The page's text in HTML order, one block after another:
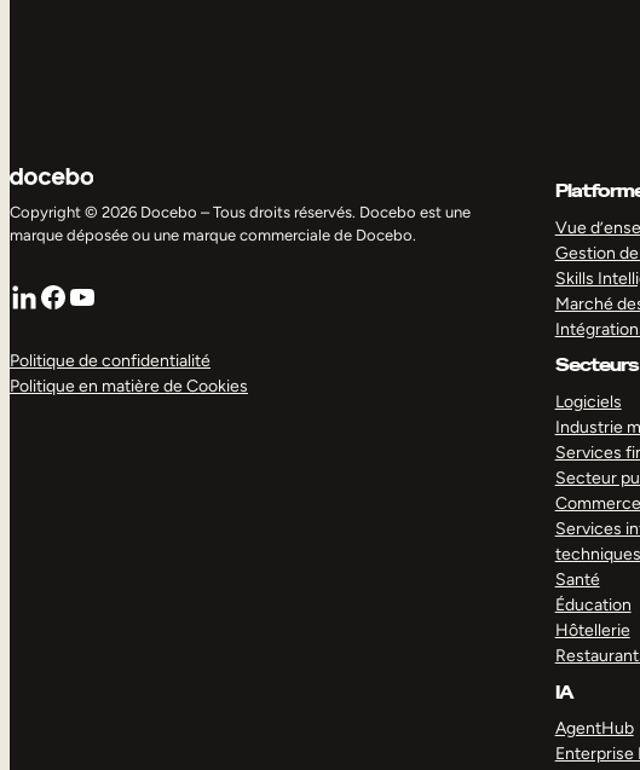
Copyright © 2026 Docebo – Tous droits réservés. Docebo est une
marque déposée ou une marque commerciale de Docebo.
LinkedIn
Facebook
YouTube
Politique de confidentialité
Politique en matière de Cookies
Vue
Gestion
Skills
Marché
Secteurs
Logiciels
Industrie
Services
Secteur
Services
techniques
Santé
Éducation
Hôtellerie
IA
AgentHub
Enterprise